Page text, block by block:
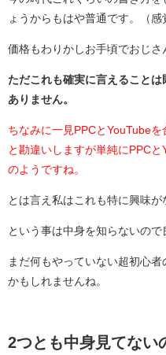
ょうからもはや普通です。（感
価格もわりかしお手頃でおじ
ただこれも確実に言えること
ありません。
ちなみに一見PPCとYouTube
と勘違いしますが単純にPPC
のようですね。
とは言え私はこれも特に興味が
という事は中身を知らないの
まだ何もやっていない超初心
かもしれませんね。
2つとも中身見てない